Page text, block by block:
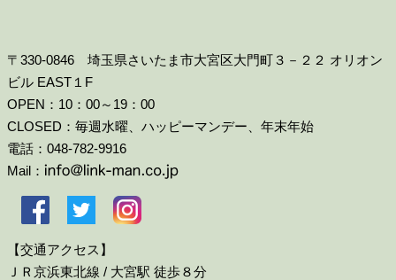
〒330-0846 埼玉県さいたま市大宮区大門町３－２２ オリオン
ビル EAST１F
OPEN：10：00～19：00
CLOSED：毎週水曜、ハッピーマンデー、年末年始
電話：048-782-9916
Mail：
【交通アクセス】
ＪＲ京浜東北線 / 大宮駅 徒歩８分